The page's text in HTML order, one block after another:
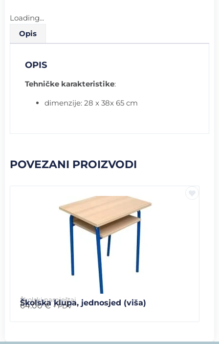
Loading...
Opis
OPIS
Tehničke karakteristike:
dimenzije: 28 x 38x 65 cm
POVEZANI PROIZVODI
Školski namještaj
Školska klupa, jednosjed (viša)
64.00€ + PDV